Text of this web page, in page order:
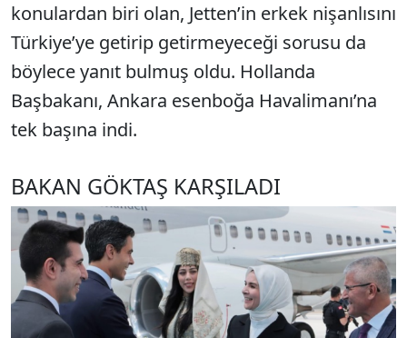
konulardan biri olan, Jetten’in erkek nişanlısını
Türkiye’ye getirip getirmeyeceği sorusu da
böylece yanıt bulmuş oldu. Hollanda
Başbakanı, Ankara esenboğa Havalimanı’na
tek başına indi.
BAKAN GÖKTAŞ KARŞILADI